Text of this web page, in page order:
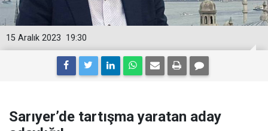
19:30
15 Aralık 2023
Sarıyer’de tartışma yaratan aday